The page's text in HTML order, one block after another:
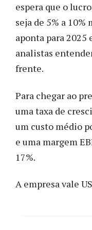
espera que o
seja de 5% a 10%
aponta para 2025
analistas
frente.
Para chegar ao
uma taxa de
um custo médio
e uma margem
17%.
A empresa vale